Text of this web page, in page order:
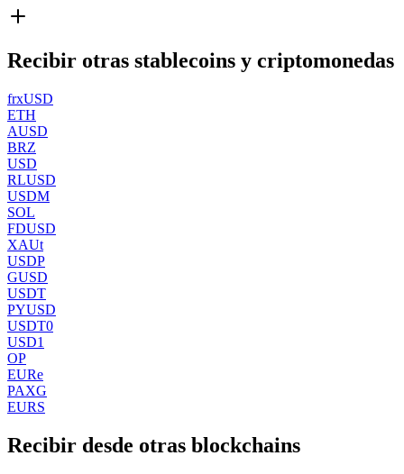
Recibir otras stablecoins y criptomonedas
frxUSD
ETH
AUSD
BRZ
USD
RLUSD
USDM
SOL
FDUSD
XAUt
USDP
GUSD
USDT
PYUSD
USDT0
USD1
OP
EURe
PAXG
EURS
Recibir desde otras blockchains